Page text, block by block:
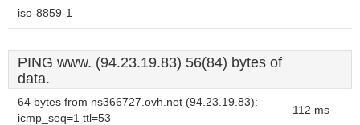
iso-8859-1
PING www. (94.23.19.83) 56(84) bytes of
data.
64 bytes from ns366727.ovh.net (94.23.19.83):
icmp_seq=1 ttl=53
112 ms